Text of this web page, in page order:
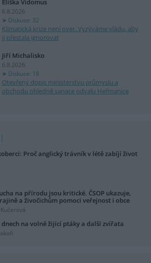
Eliška Vidomus
6.8.2026
Diskuse: 32
Klimatická krize není over. Vyzýváme vládu, aby
ji přestala ignorovat
Jiří Michalisko
6.8.2026
Diskuse: 18
Otevřený dopis ministerstvu průmyslu a
obchodu ohledně sanace odvalu Heřmanice
Proč anglický trávník v létě zabíjí život
na přírodu jsou kritické. ČSOP ukazuje,
a živočichům pomoci veřejnost i obce
na volně žijící ptáky a další zvířata